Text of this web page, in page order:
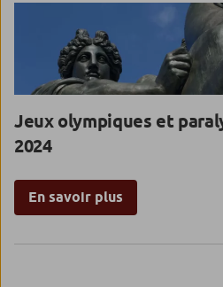
Jeux olympiques et
2024
En savoir plus